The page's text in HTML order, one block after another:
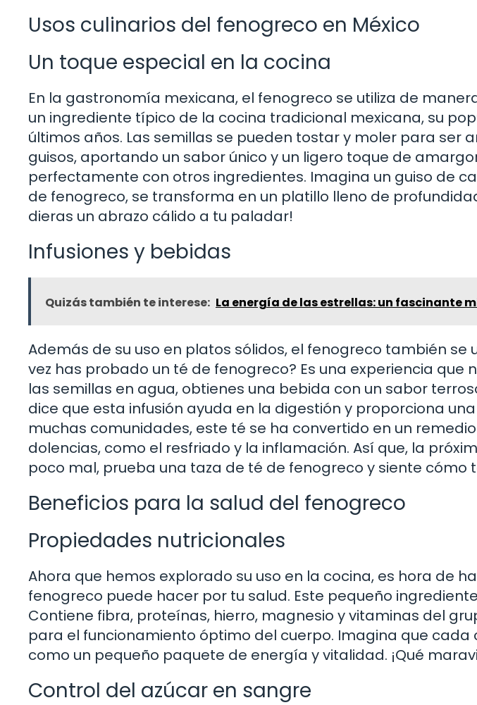
Usos culinarios del fenogreco en México
Un toque especial en la cocina
En la gastronomía mexicana, el fenogreco se utiliza de
un ingrediente típico de la cocina tradicional mexicana, su
últimos años. Las semillas se pueden tostar y moler para ser
guisos, aportando un sabor único y un ligero toque de
perfectamente con otros ingredientes. Imagina un guiso de
de fenogreco, se transforma en un platillo lleno de
dieras un abrazo cálido a tu paladar!
Infusiones y bebidas
Quizás también te interese: La energía de las estrellas: un fascinante
Además de su uso en platos sólidos, el fenogreco también se
vez has probado un té de fenogreco? Es una experiencia que
las semillas en agua, obtienes una bebida con un sabor
dice que esta infusión ayuda en la digestión y proporciona
muchas comunidades, este té se ha convertido en un
dolencias, como el resfriado y la inflamación. Así que, la
poco mal, prueba una taza de té de fenogreco y siente cómo
Beneficios para la salud del fenogreco
Propiedades nutricionales
Ahora que hemos explorado su uso en la cocina, es hora de
fenogreco puede hacer por tu salud. Este pequeño
Contiene fibra, proteínas, hierro, magnesio y vitaminas del
para el funcionamiento óptimo del cuerpo. Imagina que
como un pequeño paquete de energía y vitalidad. ¡Qué
Control del azúcar en sangre